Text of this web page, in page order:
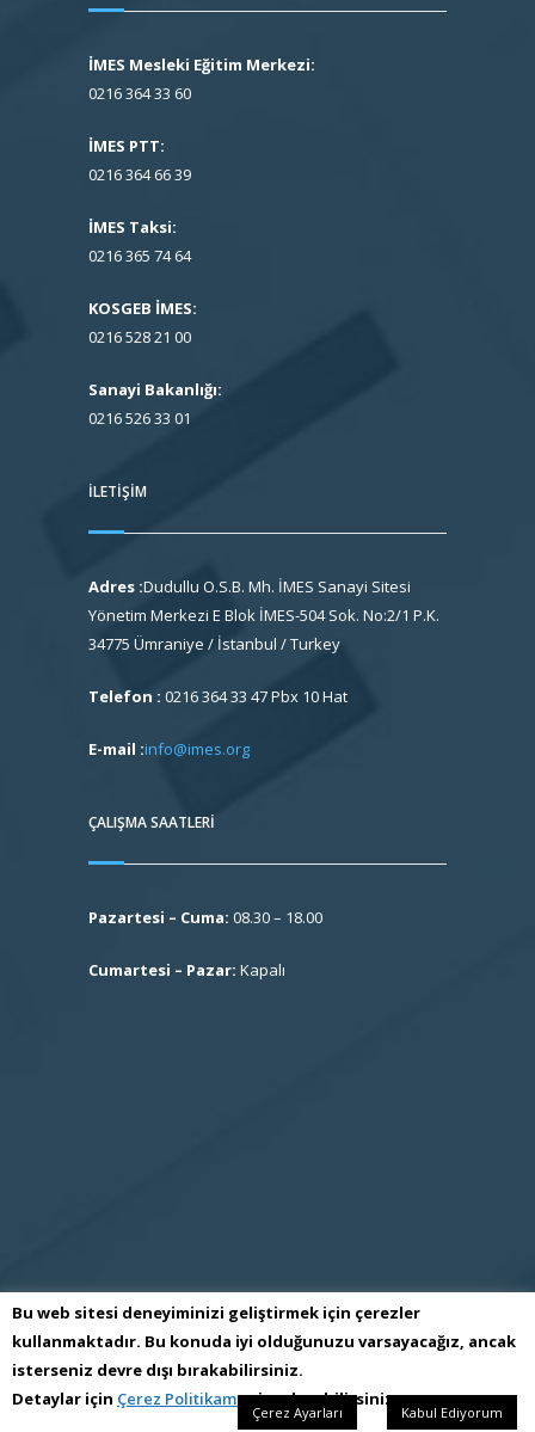
İMES Mesleki Eğitim Merkezi:
0216 364 33 60
İMES PTT:
0216 364 66 39
İMES Taksi:
0216 365 74 64
KOSGEB İMES:
0216 528 21 00
Sanayi Bakanlığı:
0216 526 33 01
İLETIŞIM
Adres :Dudullu O.S.B. Mh. İMES Sanayi Sitesi
Yönetim Merkezi E Blok İMES-504 Sok. No:2/1 P.K.
34775 Ümraniye / İstanbul / Turkey
Telefon : 0216 364 33 47 Pbx 10 Hat
E-mail :info@imes.org
ÇALIŞMA SAATLERI
Pazartesi – Cuma: 08.30 – 18.00
Cumartesi – Pazar: Kapalı
S.S İmes Sanayi Sitesi İşletme Kooperatifi
Tüm Hakları Saklıdır Kopyalanamaz Cσρуяιgнт © 2017
Bu web sitesi deneyiminizi geliştirmek için çerezler
kullanmaktadır. Bu konuda iyi olduğunuzu varsayacağız, ancak
isterseniz devre dışı bırakabilirsiniz.
Detaylar için Çerez Politikamızıinceleyebilirsiniz.
Çerez Ayarları Kabul Ediyorum